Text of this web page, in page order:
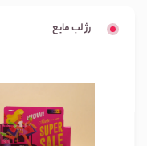
رژ لب مایع